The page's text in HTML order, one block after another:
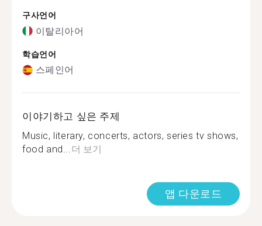
구사언어
이탈리아어
학습언어
스페인어
이야기하고 싶은 주제
Music, literary, concerts, actors, series tv shows,
food and...더 보기
앱 다운로드